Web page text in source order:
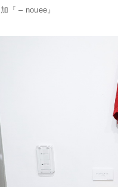
『 – nouee』